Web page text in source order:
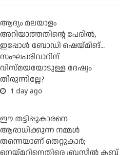
ആദ്യം മലയാളം
അറിയാത്തതിന്റെ പേരില്‍,
ഇപ്പോള്‍ ബോഡി ഷെയ്മിങ്...
സംഘപരിവാറിന്
വിസ്മയയോടുള്ള ദേഷ്യം
തീരുന്നില്ലേ?
1 day ago
ഈ തട്ടിപ്പുകാരനെ
ആരാധിക്കുന്ന നമ്മള്‍
തന്നെയാണ് തെറ്റുകാര്‍;
നെയ്മറിനെതിരെ ബ്രസീല്‍ ക്ലബ്ബ്